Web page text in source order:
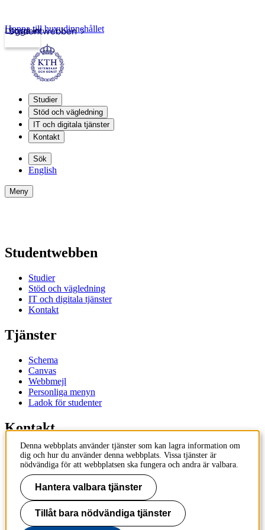
Studentwebben
Logga in
Hoppa till huvudinnehållet
Studier
Stöd och vägledning
IT och digitala tjänster
Kontakt
Sök
English
Meny
Studentwebben
Studier
Stöd och vägledning
IT och digitala tjänster
Kontakt
Tjänster
Schema
Canvas
Webbmejl
Personliga menyn
Ladok för studenter
Kontakt
Kontakta utbildningsprogram
Kontakta kurs
IT-support
KTH Entré
KTH
100 44 Stockholm
Denna webbplats använder tjänster som kan lagra information om
dig och hur du använder denna webbplats. Vissa tjänster är
nödvändiga för att webbplatsen ska fungera och andra är valbara.
Hantera valbara tjänster
Tillåt bara nödvändiga tjänster